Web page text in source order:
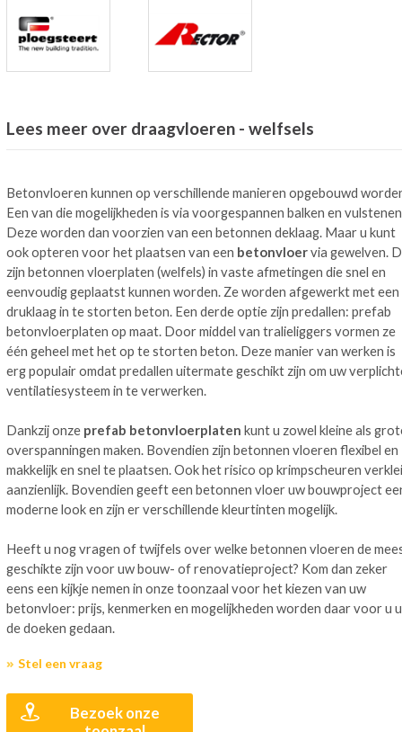
Lees meer over draagvloeren - welfsels
Betonvloeren kunnen op verschillende manieren opgebouwd
Een van die mogelijkheden is via voorgespannen balken en
Deze worden dan voorzien van een betonnen deklaag. Maar u kunt
ook opteren voor het plaatsen van een betonvloervia gewelven.
zijn betonnen vloerplaten (welfels) in vaste afmetingen die snel en
eenvoudig geplaatst kunnen worden. Ze worden afgewerkt met een
druklaag in te storten beton. Een derde optie zijn predallen: prefab
betonvloerplaten op maat. Door middel van tralieliggers vormen ze
één geheel met het op te storten beton. Deze manier van werken is
erg populair omdat predallen uitermate geschikt zijn om uw
ventilatiesysteem in te verwerken.
Dankzij onze prefab betonvloerplaten kunt u zowel kleine als
overspanningen maken. Bovendien zijn betonnen vloeren flexibel en
makkelijk en snel te plaatsen. Ook het risico op krimpscheuren
aanzienlijk. Bovendien geeft een betonnen vloer uw bouwproject
moderne look en zijn er verschillende kleurtinten mogelijk.
Heeft u nog vragen of twijfels over welke betonnen vloeren de
geschikte zijn voor uw bouw- of renovatieproject? Kom dan zeker
eens een kijkje nemen in onze toonzaal voor het kiezen van uw
betonvloer: prijs, kenmerken en mogelijkheden worden daar voor u
de doeken gedaan.
Stel een vraag
Bezoek onze